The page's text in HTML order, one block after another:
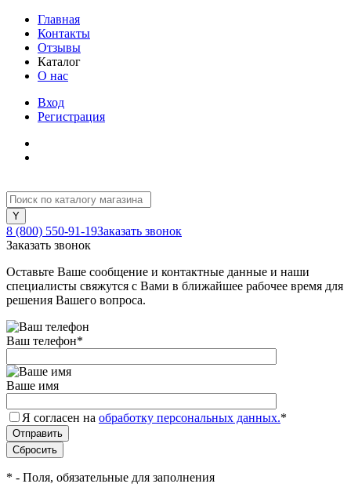
Главная
Контакты
Отзывы
Каталог
О нас
Вход
Регистрация
8 (800) 550-91-19Заказать звонок
Заказать звонок
Оставьте Ваше сообщение и контактные данные и наши
специалисты свяжутся с Вами в ближайшее рабочее время для
решения Вашего вопроса.
Ваш телефон*
Ваше имя
Я согласен на обработку персональных данных.*
* - Поля, обязательные для заполнения